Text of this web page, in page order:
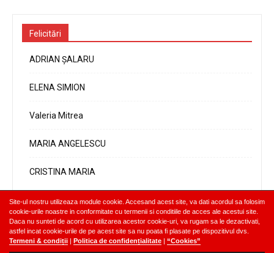
Site-ul nostru utilizeaza module cookie. Accesand acest site, va dati acordul sa folosim
cookie-urile noastre in conformitate cu termenii si conditiile de acces ale acestui site.
Daca nu sunteti de acord cu utilizarea acestor cookie-uri, va rugam sa le dezactivati,
astfel incat cookie-urile de pe acest site sa nu poata fi plasate pe dispozitivul dvs.
Termeni & condiții | Politica de confidențialitate | “Cookies”
Felicitări
ADRIAN ȘALARU
ELENA SIMION
Valeria Mitrea
MARIA ANGELESCU
CRISTINA MARIA